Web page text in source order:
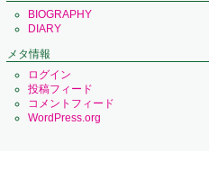
BIOGRAPHY
DIARY
メタ情報
ログイン
投稿フィード
コメントフィード
WordPress.org